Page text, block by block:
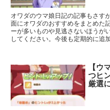
オワダのウマ娘日記の記事もさす
面にオワダのおすすめをまとめた
ーが多いものや見逃さないほうが
してください。今後も定期的に追
【ウ
つヒ
厳選